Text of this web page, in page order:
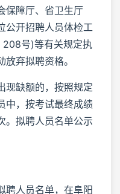
保障厅、省卫生厅
公开招聘人员体检工
号)等有关规定执
弃拟聘资格。
缺额的，按照规定
中，按考试最终成绩
。拟聘人员名单公示
人员名单，在阜阳